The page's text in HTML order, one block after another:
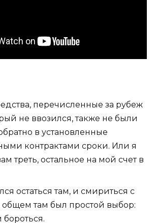
перечисленные за рубеж
не ввозился, также не были
в установленные
контрактами сроки. Или я
треть, остальное на мой счет в
остаться там, и смириться с
там был простой выбор: